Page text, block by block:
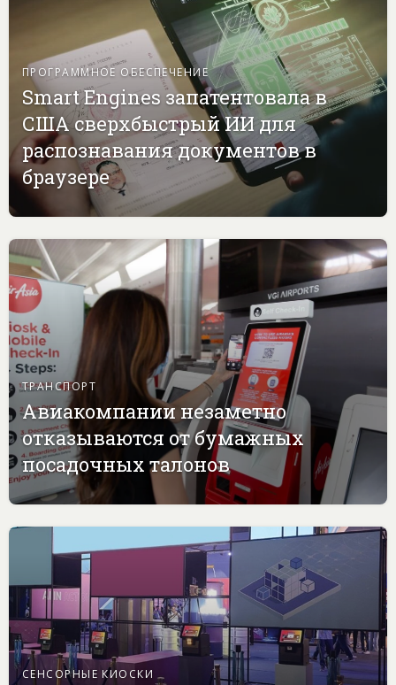
ПРОГРАММНОЕ ОБЕСПЕЧЕНИЕ
Smart Engines запатентовала в
США сверхбыстрый ИИ для
распознавания документов в
браузере
ТРАНСПОРТ
Авиакомпании незаметно
отказываются от бумажных
посадочных талонов
СЕНСОРНЫЕ КИОСКИ